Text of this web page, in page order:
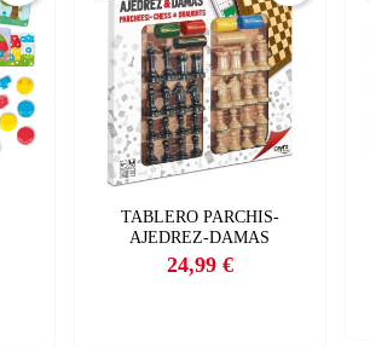
TABLERO PARCHIS-
AJEDREZ-DAMAS
Precio
24,99 €